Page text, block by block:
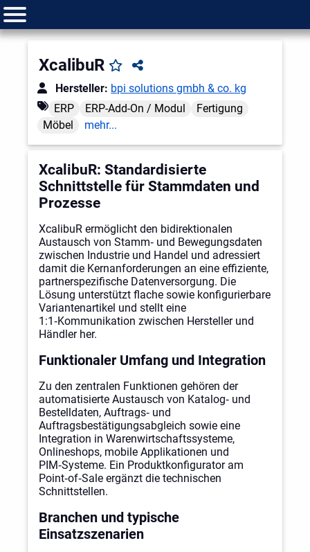
XcalibuR
Hersteller: bpi solutions gmbh & co. kg
ERP
ERP-Add-On / Modul
Fertigung
Möbel
mehr...
XcalibuR: Standardisierte
Schnittstelle für Stammdaten und
Prozesse
XcalibuR ermöglicht den bidirektionalen
Austausch von Stamm‑ und Bewegungsdaten
zwischen Industrie und Handel und adressiert
damit die Kernanforderungen an eine effiziente,
partnerspezifische Datenversorgung. Die
Lösung unterstützt flache sowie konfigurierbare
Variantenartikel und stellt eine
1:1‑Kommunikation zwischen Hersteller und
Händler her.
Funktionaler Umfang und Integration
Zu den zentralen Funktionen gehören der
automatisierte Austausch von Katalog‑ und
Bestelldaten, Auftrags‑ und
Auftragsbestätigungsabgleich sowie eine
Integration in Warenwirtschaftssysteme,
Onlineshops, mobile Applikationen und
PIM‑Systeme. Ein Produktkonfigurator am
Point‑of‑Sale ergänzt die technischen
Schnittstellen.
Branchen und typische
Einsatzszenarien